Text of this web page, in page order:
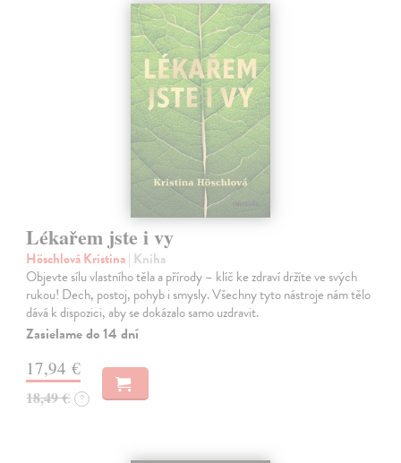
Lékařem jste i vy
Höschlová Kristina| Kniha
Objevte sílu vlastního těla a přírody – klíč ke zdraví držíte ve svých
rukou! Dech, postoj, pohyb i smysly. Všechny tyto nástroje nám tělo
dává k dispozici, aby se dokázalo samo uzdravit.
Zasielame do 14 dní
17,94 €
18,49 € ?